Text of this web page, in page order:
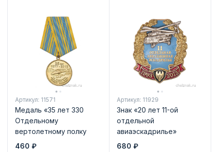
Артикул: 11571
Медаль «35 лет 330
Отдельному
вертолетному полку
ОП» с бланком
460 ₽
Артикул: 11929
Знак «20 лет 11-ой
отдельной
авиаэскадрилье»
680 ₽